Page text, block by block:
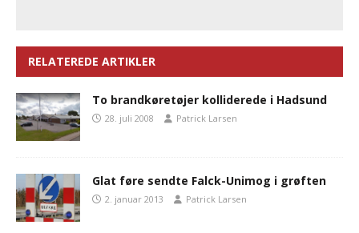
RELATEREDE ARTIKLER
To brandkøretøjer kolliderede i Hadsund
28. juli 2008 Patrick Larsen
Glat føre sendte Falck-Unimog i grøften
2. januar 2013 Patrick Larsen